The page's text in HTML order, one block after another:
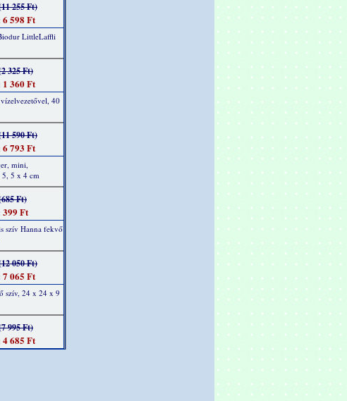
255 Ft)
6 598 Ft
LittleLaffli
325 Ft)
1 360 Ft
40
590 Ft)
6 793 Ft
mini,
5, 5 x 4 cm
Ft)
399 Ft
szív Hanna fekvő
050 Ft)
7 065 Ft
szív, 24 x 24 x 9
995 Ft)
4 685 Ft